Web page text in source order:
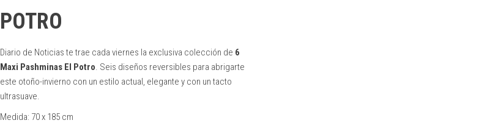
POTRO
Diario de Noticias te trae cada viernes la exclusiva colección de 6
Maxi Pashminas El Potro. Seis diseños reversibles para abrigarte
este otoño-invierno con un estilo actual, elegante y con un tacto
ultrasuave.
Medida: 70 x 185 cm